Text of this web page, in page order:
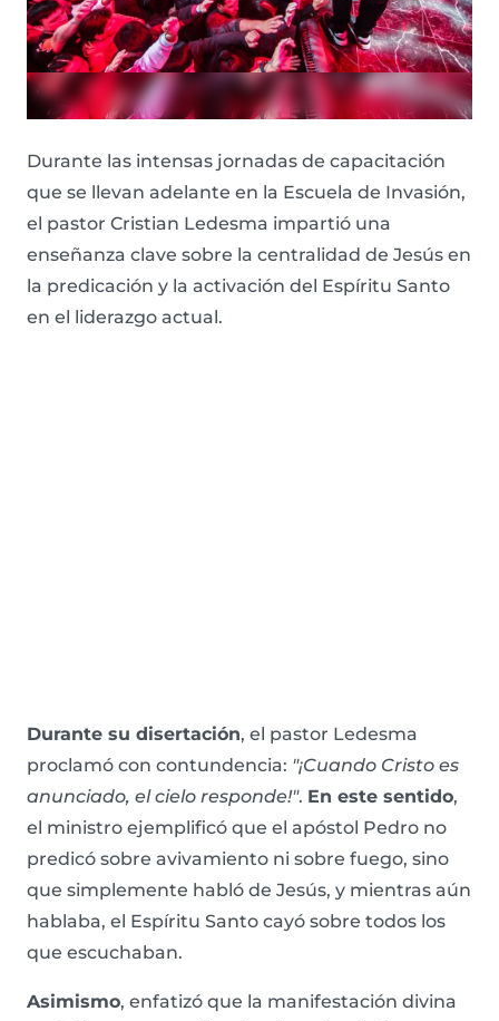
Durante las intensas jornadas de capacitación
que se llevan adelante en la Escuela de Invasión,
el pastor Cristian Ledesma impartió una
enseñanza clave sobre la centralidad de Jesús en
la predicación y la activación del Espíritu Santo
en el liderazgo actual.
Durante su disertación, el pastor Ledesma
proclamó con contundencia: "¡Cuando Cristo es
anunciado, el cielo responde!". En este sentido,
el ministro ejemplificó que el apóstol Pedro no
predicó sobre avivamiento ni sobre fuego, sino
que simplemente habló de Jesús, y mientras aún
hablaba, el Espíritu Santo cayó sobre todos los
que escuchaban.
Asimismo, enfatizó que la manifestación divina